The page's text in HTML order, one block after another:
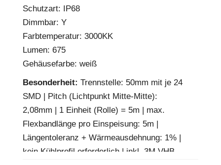
Schutzart: IP68
Dimmbar: Y
Farbtemperatur: 3000KK
Lumen: 675
Gehäusefarbe: weiß
Besonderheit: Trennstelle: 50mm mit je 24
SMD | Pitch (Lichtpunkt Mitte-Mitte):
2,08mm | 1 Einheit (Rolle) = 5m | max.
Flexbandlänge pro Einspeisung: 5m |
Längentoleranz + Wärmeausdehnung: 1% |
kein Kühlprofil erforderlich | inkl. 3M VHB